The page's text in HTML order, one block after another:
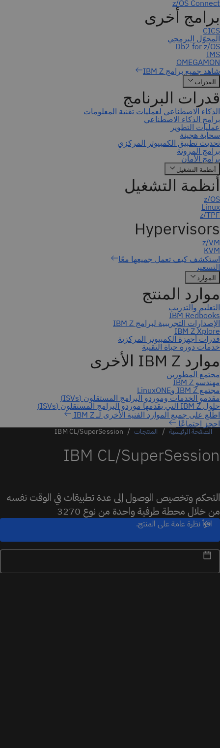
احجز اجتماعًا
الصفحة الرئيسية المنتجات IBM CL/SuperSession
IBM CL/SuperSession
التحكم وتخصيص الوصول إلى عدة تطبيقات في الوقت نفسه
من خلال محطة طرفية واحدة من نوع 3270
اقرأ نظرة عامة على المنتج.